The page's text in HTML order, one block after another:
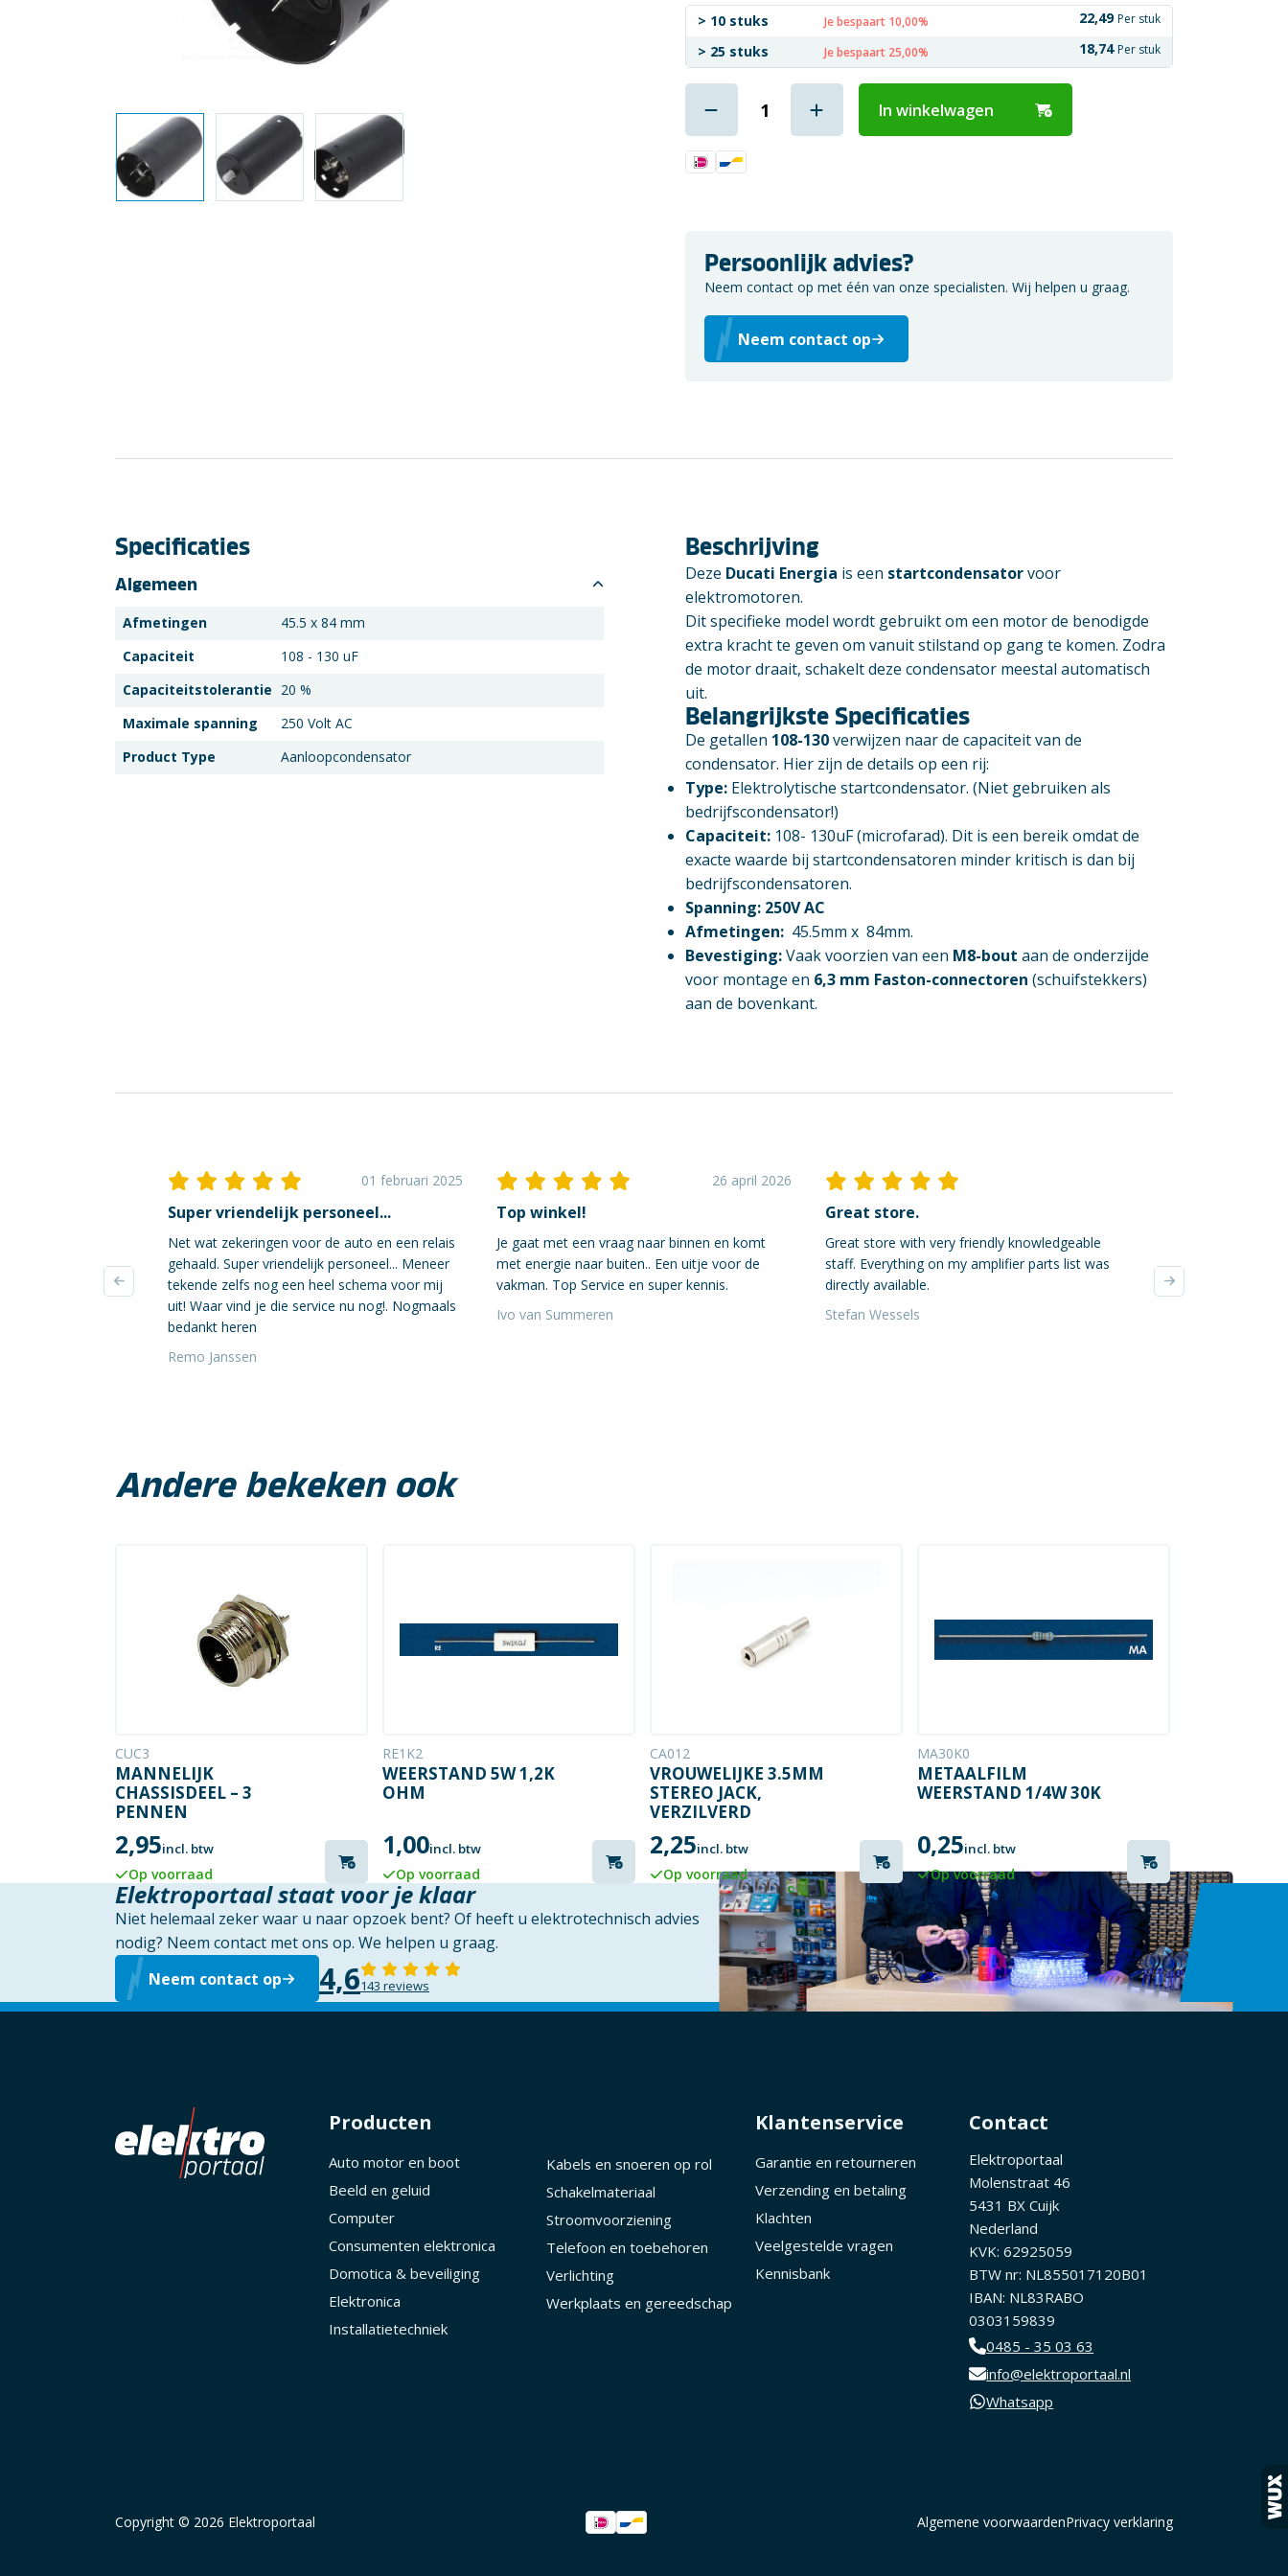
Installatietechniek
Schakelmateriaal
Stroomvoorziening
> 10 stuks Je bespaart 10,00% 22,49Per stuk
> 25 stuks Je bespaart 25,00% 18,74 Per stuk
In winkelwagen
Persoonlijk advies?
Neem contact op met één van onze specialisten. Wij helpen u graag.
Neem contact op
Specificaties
Algemeen
Afmetingen
45.5 x 84 mm
Capaciteit
108 - 130 uF
Capaciteitstolerantie 20 %
Maximale spanning
250 Volt AC
Product Type
Aanloopcondensator
Beschrijving
Deze Ducati Energia is een startcondensatorvoor
elektromotoren.
Dit specifieke model wordt gebruikt om een motor de benodigde
extra kracht te geven om vanuit stilstand op gang te komen. Zodra
de motor draait, schakelt deze condensator meestal automatisch
uit.
Belangrijkste Specificaties
De getallen 108-130verwijzen naar de capaciteit van de
condensator. Hier zijn de details op een rij:
Type:Elektrolytische startcondensator. (Niet gebruiken als
bedrijfscondensator!)
Capaciteit:108- 130uF (microfarad). Dit is een bereik omdat de
exacte waarde bij startcondensatoren minder kritisch is dan bij
bedrijfscondensatoren.
Spanning: 250V AC
Afmetingen: 45.5mm x 84mm.
Bevestiging:Vaak voorzien van een M8-bout aan de onderzijde
voor montage en 6,3 mm Faston-connectoren (schuifstekkers)
aan de bovenkant.
01 februari 2025
Super vriendelijk personeel...
Net wat zekeringen voor de auto en een relais
gehaald. Super vriendelijk personeel... Meneer
tekende zelfs nog een heel schema voor mij
uit! Waar vind je die service nu nog!. Nogmaals
bedankt heren
Remo Janssen
26 april 2026
Top winkel!
Je gaat met een vraag naar binnen en komt
met energie naar buiten.. Een uitje voor de
vakman. Top Service en super kennis.
Ivo van Summeren
Great store.
Great store with very friendly knowledgeable
staff. Everything on my amplifier parts list was
directly available.
Stefan Wessels
verzonden, super!
waren zeer
Andere bekeken ook
CUC3
MANNELIJK
CHASSISDEEL – 3
PENNEN
2,95incl. btw
Op voorraad
RE1K2
WEERSTAND 5W 1,2K
OHM
1,00incl. btw
Op voorraad
CA012
VROUWELIJKE 3.5MM
STEREO JACK,
VERZILVERD
2,25incl. btw
Op voorraad
MA30K0
METAALFILM
WEERSTAND 1/4W 30K
0,25incl. btw
Op voorraad
Elektroportaal staat voor je klaar
Niet helemaal zeker waar u naar opzoek bent? Of heeft u elektrotechnisch advies
nodig? Neem contact met ons op. We helpen u graag.
Neem contact op
4,6143 reviews
Producten
Auto motor en boot
Beeld en geluid
Computer
Consumenten elektronica
Domotica & beveiliging
Elektronica
Installatietechniek
Kabels en snoeren op rol
Schakelmateriaal
Stroomvoorziening
Telefoon en toebehoren
Verlichting
Werkplaats en gereedschap
Klantenservice
Garantie en retourneren
Verzending en betaling
Klachten
Veelgestelde vragen
Kennisbank
Contact
Elektroportaal
Molenstraat 46
5431 BX Cuijk
Nederland
KVK: 62925059
BTW nr: NL855017120B01
IBAN: NL83RABO
0303159839
0485 - 35 03 63
info@elektroportaal.nl
Whatsapp
Copyright © 2026 Elektroportaal Algemene voorwaardenPrivacy verklaring